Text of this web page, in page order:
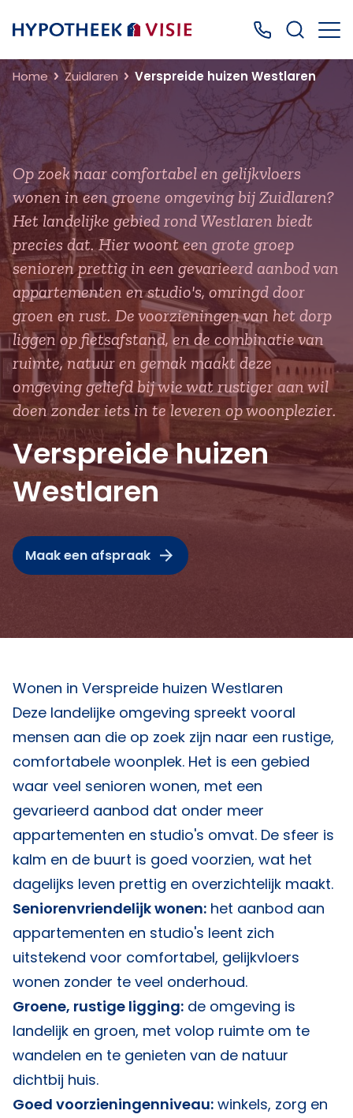
Terug naar home Bel ons: 0499
Home Zuidlaren Verspreide huizen Westlaren
Op zoek naar comfortabel en gelijkvloers
wonen in een groene omgeving bij Zuidlaren?
Het landelijke gebied rond Westlaren biedt
precies dat. Hier woont een grote groep
senioren prettig in een gevarieerd aanbod van
appartementen en studio's, omringd door
groen en rust. De voorzieningen van het dorp
liggen op fietsafstand, en de combinatie van
ruimte, natuur en gemak maakt deze
omgeving geliefd bij wie wat rustiger aan wil
doen zonder iets in te leveren op woonplezier.
Verspreide huizen
Westlaren
Maak een afspraak
Wonen in Verspreide huizen Westlaren
Deze landelijke omgeving spreekt vooral
mensen aan die op zoek zijn naar een rustige,
comfortabele woonplek. Het is een gebied
waar veel senioren wonen, met een
gevarieerd aanbod dat onder meer
appartementen en studio's omvat. De sfeer is
kalm en de buurt is goed voorzien, wat het
dagelijks leven prettig en overzichtelijk maakt.
Seniorenvriendelijk wonen: het aanbod aan
appartementen en studio's leent zich
uitstekend voor comfortabel, gelijkvloers
wonen zonder te veel onderhoud.
Groene, rustige ligging: de omgeving is
landelijk en groen, met volop ruimte om te
wandelen en te genieten van de natuur
dichtbij huis.
Goed voorzieningenniveau: winkels, zorg en